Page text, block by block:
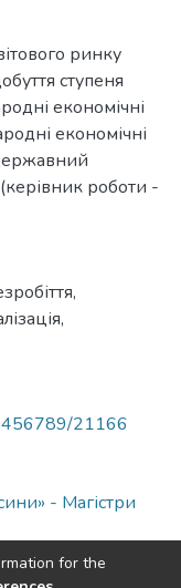
ринку
ступеня
економічні
економічні
роботи -
,
,
21166
- Магістри
for the